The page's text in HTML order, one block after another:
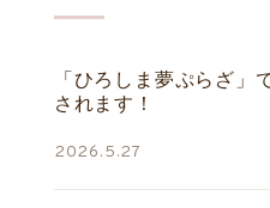
「ひろしま夢ぷらざ」
されます！
2026.5.27